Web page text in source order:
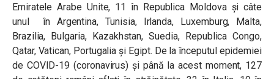
Emiratele Arabe Unite, 11 în Republica Moldova și câte
unul în Argentina, Tunisia, Irlanda, Luxemburg, Malta,
Brazilia, Bulgaria, Kazakhstan, Suedia, Republica Congo,
Qatar, Vatican, Portugalia și Egipt. De la începutul epidemiei
de COVID-19 (coronavirus) și până la acest moment, 127